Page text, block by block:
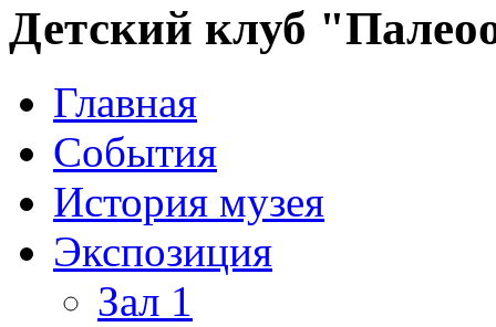
Детский клуб
Главная
События
История музея
Экспозиция
Зал 1